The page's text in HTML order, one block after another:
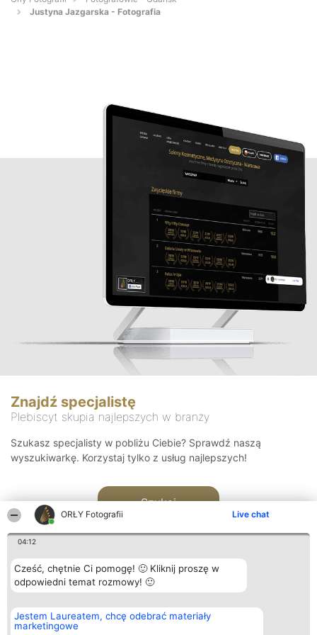
ORŁY Fotografii Live chat
04:12
Cześć, chętnie Ci pomogę! 🙂 Kliknij proszę w
odpowiedni temat rozmowy! 🙂
Jestem Laureatem, chcę odebrać materiały
marketingowe
Justyna Jazgarska - Fotografia
Znajdź specjalistę
Plebiscyt skupia najlepszych w branży
Szukasz specjalisty w pobliżu Ciebie? Sprawdź naszą
wyszukiwarkę. Korzystaj tylko z usług najlepszych!
Szukaj
Organizator plebiscytu
Bright Side Solutions sp. z o.
o. sp. k.
Plebiscyt
Laureaci
Kontakt
Kontakt